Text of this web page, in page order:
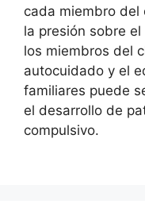
cada miembro del
la presión sobre
los miembros del
autocuidado y el
familiares puede
el desarrollo de
compulsivo.